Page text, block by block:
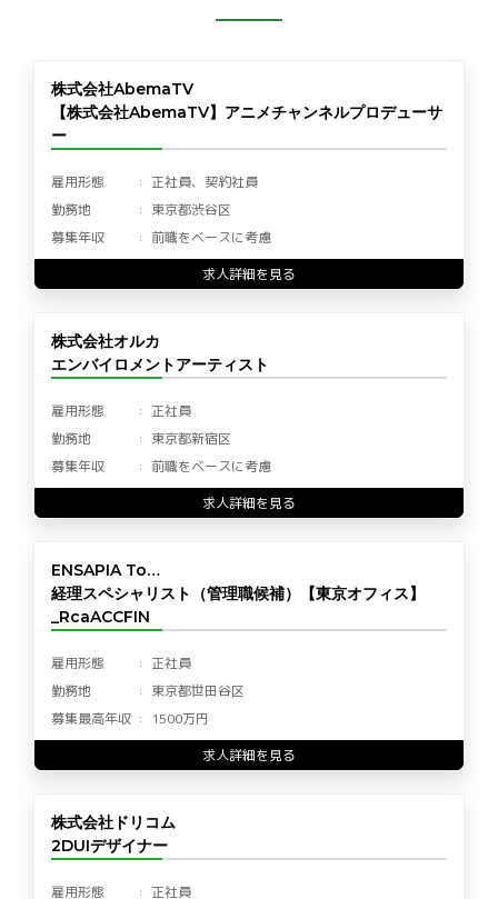
株式会社AbemaTV
【株式会社AbemaTV】アニメチャンネルプロデューサ
ー
雇用形態
正社員、契約社員
勤務地
東京都渋谷区
募集年収
前職をベースに考慮
求人詳細を見る
株式会社オルカ
エンバイロメントアーティスト
雇用形態
正社員
勤務地
東京都新宿区
募集年収
前職をベースに考慮
求人詳細を見る
ENSAPIA To…
経理スペシャリスト（管理職候補）【東京オフィス】
_RcaACCFIN
雇用形態
正社員
勤務地
東京都世田谷区
募集最高年収
1500万円
求人詳細を見る
株式会社ドリコム
2DUIデザイナー
雇用形態 正社員